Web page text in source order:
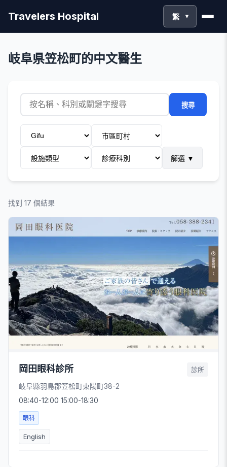
Travelers Hospital 繁 ▼
岐阜県笠松町的中文醫生
搜尋
篩選 ▼
找到 17 個結果
岡田眼科診所 診所
岐阜縣羽島郡笠松町東陽町38-2
08:40-12:00 15:00-18:30
眼科
English